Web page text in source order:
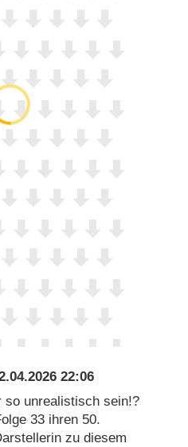
22:06
so unrealistisch sein!?
33 ihren 50.
zu diesem